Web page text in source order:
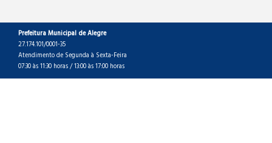
Prefeitura Municipal de Alegre
27.174.101/0001-35
Atendimento de Segunda à Sexta-Feira
07:30 às 11:30 horas / 13:00 às 17:00 horas